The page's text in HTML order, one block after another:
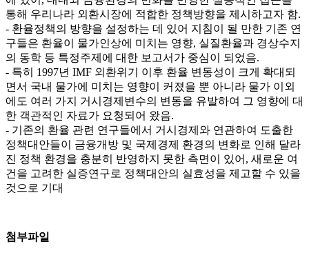
통해 우리나라 외환시장에 적합한 정책방향을 제시하고자 함.
- 환율정책의 방향을 설정하는 데 있어 지침이 될 만한 기존 연
구들은 환율이 물가인상에 미치는 영향, 실질환율과 경상수지
의 동학 등 특정주제에 대한 보고서가 중심이 되었음.
- 특히 1997년 IMF 외환위기 이후 환율 변동성이 크게 확대되
면서 국내 물가에 미치는 영향이 커졌을 뿐 아니라 물가 이외
에도 여러 가지 거시경제변수의 변동을 유발하여 그 영향에 대
한 객관적인 자료가 요청되어 왔음.
- 기존의 환율 관련 연구들에서 거시경제와 연관하여 도출한
정책대안들이 금융개방 및 국제경제 환경의 변화로 인해 달라
진 정책 환경을 충분히 반영하지 못한 측면이 있어, 새로운 여
건을 고려한 실증연구로 정책대안의 실효성을 제고할 수 있을
것으로 기대
첨부파일